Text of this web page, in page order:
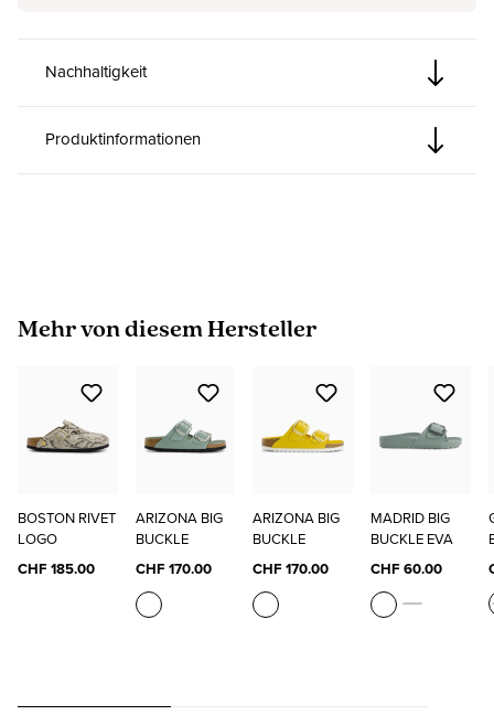
Nachhaltigkeit
Produktinformationen
Produktgalerie überspringen
Mehr von diesem Hersteller
BOSTON RIVET
LOGO
CHF 185.00
ARIZONA BIG
BUCKLE
CHF 170.00
ARIZONA BIG
BUCKLE
CHF 170.00
MADRID BIG
BUCKLE EVA
CHF 60.00